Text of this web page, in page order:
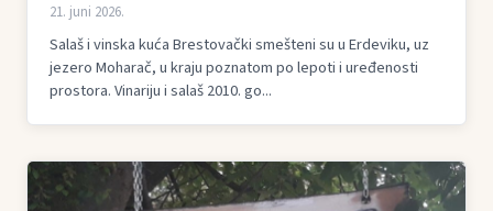
21. juni 2026.
Salaš i vinska kuća Brestovački smešteni su u Erdeviku, uz
jezero Moharač, u kraju poznatom po lepoti i uređenosti
prostora. Vinariju i salaš 2010. go...